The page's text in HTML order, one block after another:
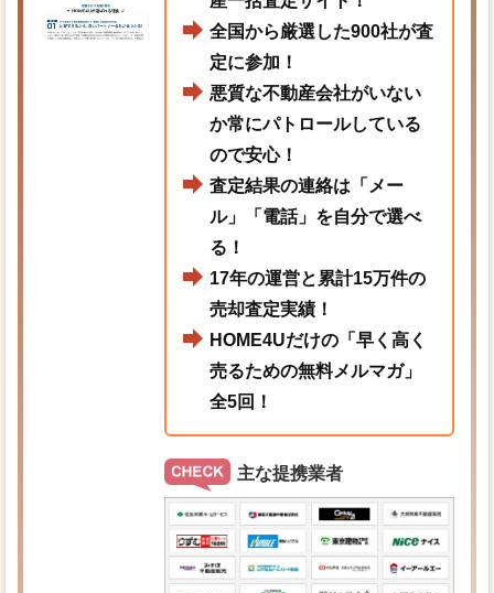
全国から厳選した900社が査
定に参加！
悪質な不動産会社がいない
か常にパトロールしている
ので安心！
査定結果の連絡は「メー
ル」「電話」を自分で選べ
る！
17年の運営と累計15万件の
売却査定実績！
HOME4Uだけの「早く高く
売るための無料メルマガ」
全5回！
主な提携業者